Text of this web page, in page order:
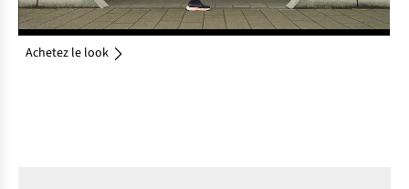
Achetez le look